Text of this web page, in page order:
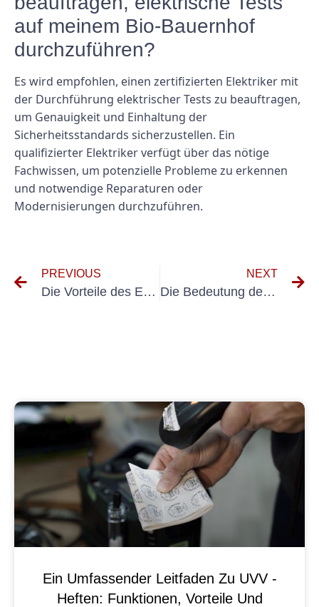
auf meinem Bio-Bauernhof
durchzuführen?
Es wird empfohlen, einen zertifizierten Elektriker mit
der Durchführung elektrischer Tests zu beauftragen,
um Genauigkeit und Einhaltung der
Sicherheitsstandards sicherzustellen. Ein
qualifizierter Elektriker verfügt über das nötige
Fachwissen, um potenzielle Probleme zu erkennen
und notwendige Reparaturen oder
Modernisierungen durchzuführen.
PREVIOUS
Die Vorteile des E-Checks für Gartenbaubetriebe
NEXT
Die Bedeutung der Elektroprüfung im Gartenbau: Gewährleistung von Sicherheit und Effizienz
Ein Umfassender Leitfaden Zu UVV -
Heften: Funktionen, Vorteile Und